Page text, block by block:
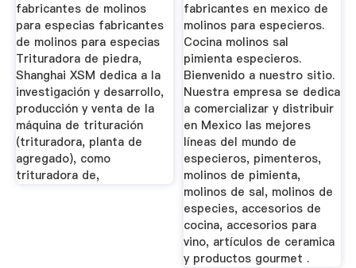
fabricantes de molinos
para especias fabricantes
de molinos para especias
Trituradora de piedra,
Shanghai XSM dedica a la
investigación y desarrollo,
producción y venta de la
máquina de trituración
(trituradora, planta de
agregado), como
trituradora de,
fabricantes en mexico de
molinos para especieros.
Cocina molinos sal
pimienta especieros.
Bienvenido a nuestro sitio.
Nuestra empresa se dedica
a comercializar y distribuir
en Mexico las mejores
líneas del mundo de
especieros, pimenteros,
molinos de pimienta,
molinos de sal, molinos de
especies, accesorios de
cocina, accesorios para
vino, artículos de ceramica
y productos gourmet .